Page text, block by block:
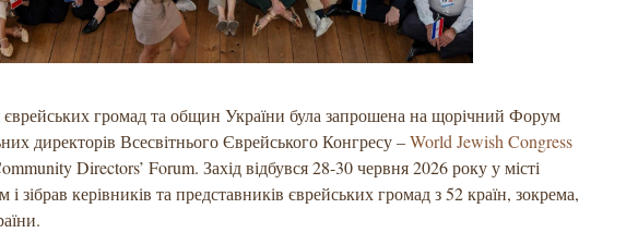
єврейських громад та общин України була запрошена на щорічний Форум
директорів Всесвітнього Єврейського Конгресу –World Jewish Congress
Directors’ Forum. Захід відбувся 28-30 червня 2026 року у місті
і зібрав керівників та представників єврейських громад з 52 країн, зокрема,